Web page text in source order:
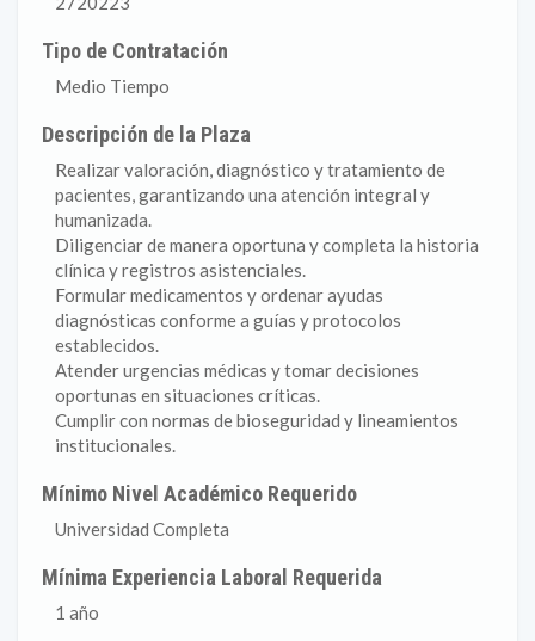
Tipo de Contratación
Medio Tiempo
Descripción de la Plaza
Realizar valoración, diagnóstico y tratamiento de
pacientes, garantizando una atención integral y
humanizada.
Diligenciar de manera oportuna y completa la historia
clínica y registros asistenciales.
Formular medicamentos y ordenar ayudas
diagnósticas conforme a guías y protocolos
establecidos.
Atender urgencias médicas y tomar decisiones
oportunas en situaciones críticas.
Cumplir con normas de bioseguridad y lineamientos
institucionales.
Mínimo Nivel Académico Requerido
Universidad Completa
Mínima Experiencia Laboral Requerida
1 año